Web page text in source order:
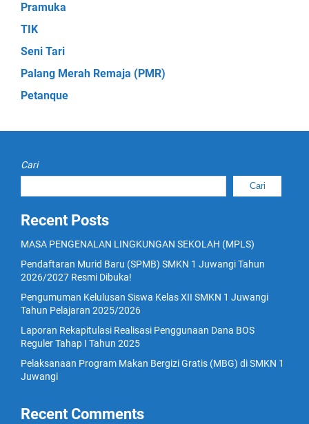
Pramuka
TIK
Seni Tari
Palang Merah Remaja (PMR)
Petanque
Cari
Cari
Recent Posts
MASA PENGENALAN LINGKUNGAN SEKOLAH (MPLS)
Pendaftaran Murid Baru (SPMB) SMKN 1 Juwangi Tahun
2026/2027 Resmi Dibuka!
Pengumuman Kelulusan Siswa Kelas XII SMKN 1 Juwangi
Tahun Pelajaran 2025/2026
Laporan Rekapitulasi Realisasi Penggunaan Dana BOS
Reguler Tahap I Tahun 2025
Pelaksanaan Program Makan Bergizi Gratis (MBG) di SMKN 1
Juwangi
Recent Comments